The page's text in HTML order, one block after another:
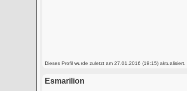
Dieses Profil wurde zuletzt am 27.01.2016 (19:15) aktualisiert.
Esmarilion